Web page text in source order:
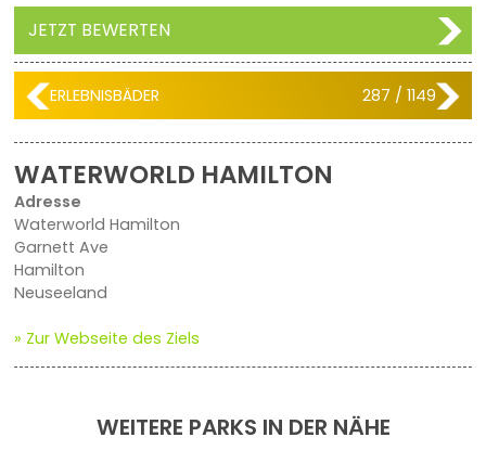
JETZT BEWERTEN
ERLEBNISBÄDER 287 / 1149
WATERWORLD HAMILTON
Adresse
Waterworld Hamilton
Garnett Ave
Hamilton
Neuseeland
» Zur Webseite des Ziels
WEITERE PARKS IN DER NÄHE